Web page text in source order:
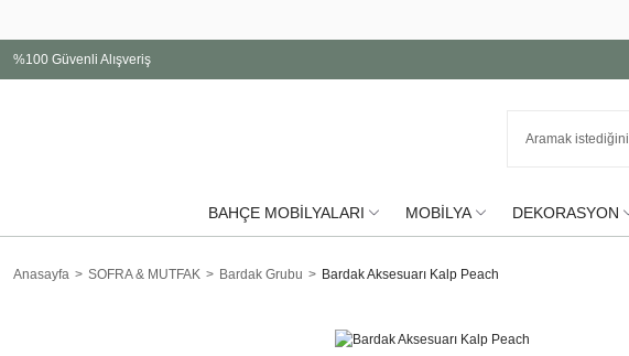
%100 Güvenli Alışveriş
BAHÇE MOBİLYALARI MOBİLYA DEKORASYON
Anasayfa SOFRA & MUTFAK Bardak Grubu Bardak Aksesuarı Kalp Peach